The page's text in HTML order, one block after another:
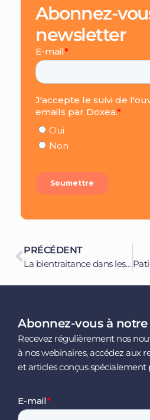
Abonnez-
newsletter
PRÉCÉDENT
La bientraitance dans les soins : Principes et pratiques
Abonnez-vous à
Recevez régulièrement nos
à nos webinaires, accédez aux
et articles conçus spécialement